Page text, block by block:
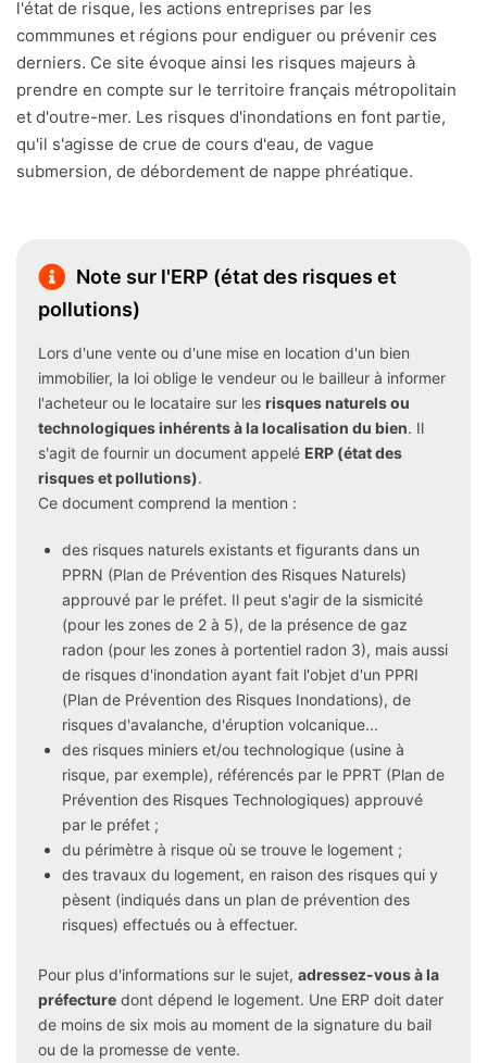
l'état de risque, les actions entreprises par les
commmunes et régions pour endiguer ou prévenir ces
derniers. Ce site évoque ainsi les risques majeurs à
prendre en compte sur le territoire français métropolitain
et d'outre-mer. Les risques d'inondations en font partie,
qu'il s'agisse de crue de cours d'eau, de vague
submersion, de débordement de nappe phréatique.
Note sur l'ERP (état des risques et
pollutions)
Lors d'une vente ou d'une mise en location d'un bien
immobilier, la loi oblige le vendeur ou le bailleur à informer
l'acheteur ou le locataire sur les risques naturels ou
technologiques inhérents à la localisation du bien. Il
s'agit de fournir un document appelé ERP (état des
risques et pollutions).
Ce document comprend la mention :
des risques naturels existants et figurants dans un
PPRN (Plan de Prévention des Risques Naturels)
approuvé par le préfet. Il peut s'agir de la sismicité
(pour les zones de 2 à 5), de la présence de gaz
radon (pour les zones à portentiel radon 3), mais aussi
de risques d'inondation ayant fait l'objet d'un PPRI
(Plan de Prévention des Risques Inondations), de
risques d'avalanche, d'éruption volcanique...
des risques miniers et/ou technologique (usine à
risque, par exemple), référencés par le PPRT (Plan de
Prévention des Risques Technologiques) approuvé
par le préfet ;
du périmètre à risque où se trouve le logement ;
des travaux du logement, en raison des risques qui y
pèsent (indiqués dans un plan de prévention des
risques) effectués ou à effectuer.
Pour plus d'informations sur le sujet, adressez-vous à la
préfecture dont dépend le logement. Une ERP doit dater
de moins de six mois au moment de la signature du bail
ou de la promesse de vente.